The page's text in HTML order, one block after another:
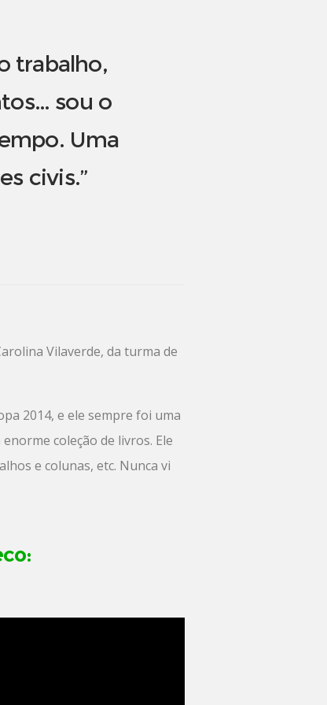
trabalho,
sou o
Uma
civis.”
Vilaverde, da turma de
2014, e ele sempre foi uma
coleção de livros. Ele
e colunas, etc. Nunca vi